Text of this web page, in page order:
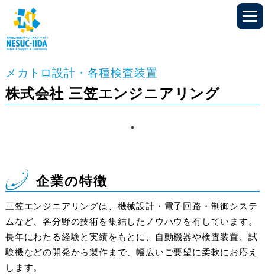
メカトロ設計・各種検査装置
株式会社 三笠エンジニアリング
企業の特徴
三笠エンジニアリングは、機械設計・電子回路・制御システ
ムなど、各分野の技術を集結したノウハウを有しています。
長年にわたる経験と実績をもとに、自動機器や検査装置、試
験機などの開発から製作まで、幅広いご要望に柔軟にお応え
します。